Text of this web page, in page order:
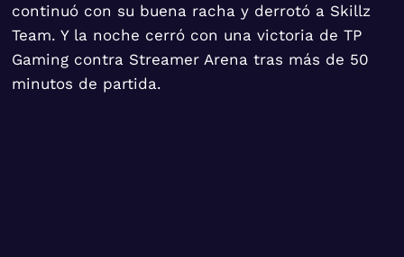
continuó con su buena racha y derrotó a Skillz
Team. Y la noche cerró con una victoria de TP
Gaming contra Streamer Arena tras más de 50
minutos de partida.